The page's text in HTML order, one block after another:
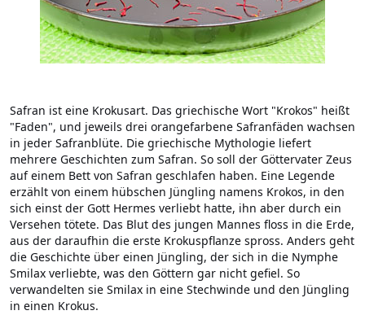
Safran ist eine Krokusart. Das griechische Wort "Krokos" heißt
"Faden", und jeweils drei orangefarbene Safranfäden wachsen
in jeder Safranblüte. Die griechische Mythologie liefert
mehrere Geschichten zum Safran. So soll der Göttervater Zeus
auf einem Bett von Safran geschlafen haben. Eine Legende
erzählt von einem hübschen Jüngling namens Krokos, in den
sich einst der Gott Hermes verliebt hatte, ihn aber durch ein
Versehen tötete. Das Blut des jungen Mannes floss in die Erde,
aus der daraufhin die erste Krokuspflanze spross. Anders geht
die Geschichte über einen Jüngling, der sich in die Nymphe
Smilax verliebte, was den Göttern gar nicht gefiel. So
verwandelten sie Smilax in eine Stechwinde und den Jüngling
in einen Krokus.